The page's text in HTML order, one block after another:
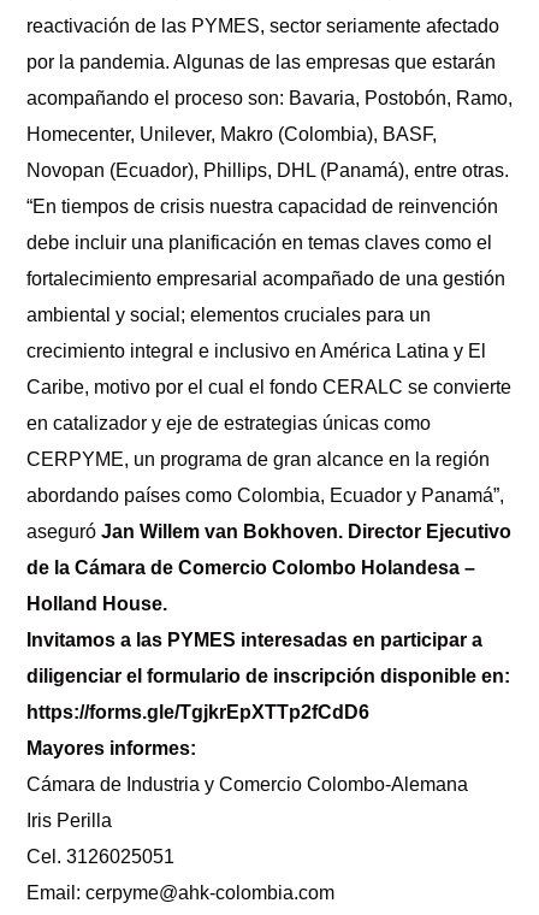
reactivación de las PYMES, sector seriamente afectado
por la pandemia. Algunas de las empresas que estarán
acompañando el proceso son: Bavaria, Postobón, Ramo,
Homecenter, Unilever, Makro (Colombia), BASF,
Novopan (Ecuador), Phillips, DHL (Panamá), entre otras.
“En tiempos de crisis nuestra capacidad de reinvención
debe incluir una planificación en temas claves como el
fortalecimiento empresarial acompañado de una gestión
ambiental y social; elementos cruciales para un
crecimiento integral e inclusivo en América Latina y El
Caribe, motivo por el cual el fondo CERALC se convierte
en catalizador y eje de estrategias únicas como
CERPYME, un programa de gran alcance en la región
abordando países como Colombia, Ecuador y Panamá”,
aseguró Jan Willem van Bokhoven. Director Ejecutivo
de la Cámara de Comercio Colombo Holandesa –
Holland House.
Invitamos a las PYMES interesadas en participar a
diligenciar el formulario de inscripción disponible en:
https://forms.gle/TgjkrEpXTTp2fCdD6
Mayores informes:
Cámara de Industria y Comercio Colombo-Alemana
Iris Perilla
Cel. 3126025051
Email: cerpyme@ahk-colombia.com